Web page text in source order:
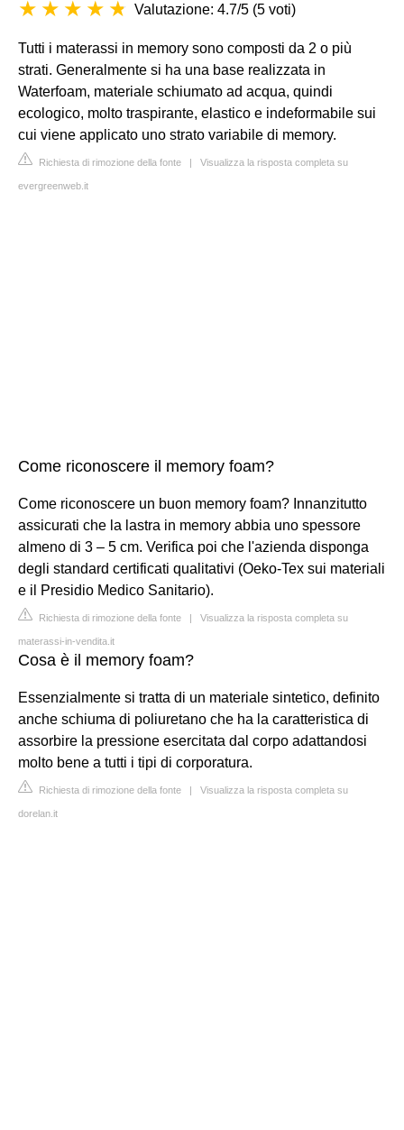
Valutazione: 4.7/5 (5 voti)
Tutti i materassi in memory sono composti da 2 o più
strati. Generalmente si ha una base realizzata in
Waterfoam, materiale schiumato ad acqua, quindi
ecologico, molto traspirante, elastico e indeformabile sui
cui viene applicato uno strato variabile di memory.
Richiesta di rimozione della fonte | Visualizza la risposta completa su
evergreenweb.it
Come riconoscere il memory foam?
Come riconoscere un buon memory foam? Innanzitutto
assicurati che la lastra in memory abbia uno spessore
almeno di 3 – 5 cm. Verifica poi che l'azienda disponga
degli standard certificati qualitativi (Oeko-Tex sui materiali
e il Presidio Medico Sanitario).
Richiesta di rimozione della fonte | Visualizza la risposta completa su
materassi-in-vendita.it
Cosa è il memory foam?
Essenzialmente si tratta di un materiale sintetico, definito
anche schiuma di poliuretano che ha la caratteristica di
assorbire la pressione esercitata dal corpo adattandosi
molto bene a tutti i tipi di corporatura.
Richiesta di rimozione della fonte | Visualizza la risposta completa su
dorelan.it